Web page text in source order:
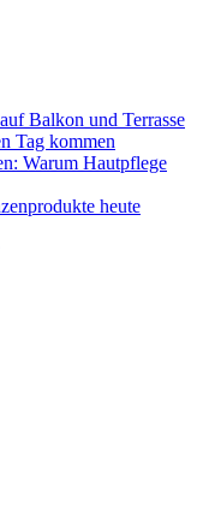
Balkon und Terrasse
Tag kommen
Warum Hautpflege
heute